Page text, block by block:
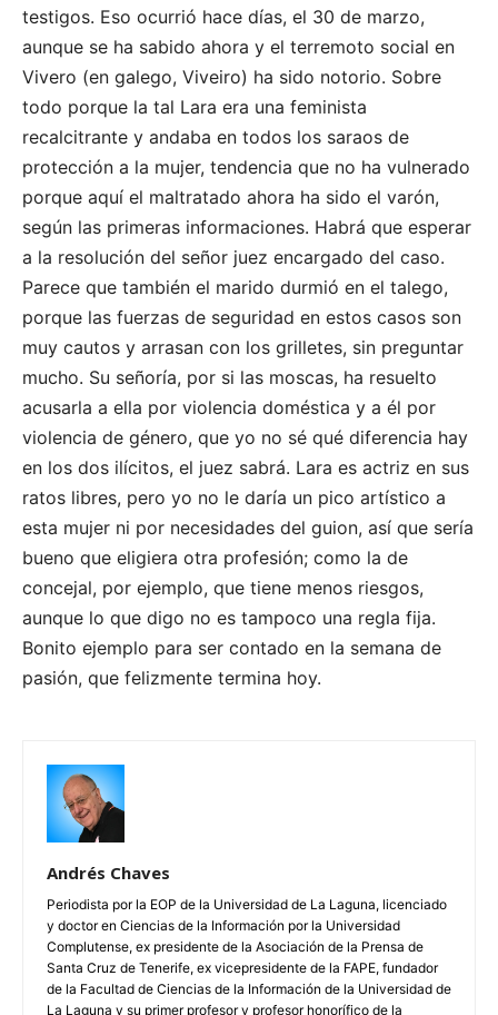
testigos. Eso ocurrió hace días, el 30 de marzo,
aunque se ha sabido ahora y el terremoto social en
Vivero (en galego, Viveiro) ha sido notorio. Sobre
todo porque la tal Lara era una feminista
recalcitrante y andaba en todos los saraos de
protección a la mujer, tendencia que no ha vulnerado
porque aquí el maltratado ahora ha sido el varón,
según las primeras informaciones. Habrá que esperar
a la resolución del señor juez encargado del caso.
Parece que también el marido durmió en el talego,
porque las fuerzas de seguridad en estos casos son
muy cautos y arrasan con los grilletes, sin preguntar
mucho. Su señoría, por si las moscas, ha resuelto
acusarla a ella por violencia doméstica y a él por
violencia de género, que yo no sé qué diferencia hay
en los dos ilícitos, el juez sabrá. Lara es actriz en sus
ratos libres, pero yo no le daría un pico artístico a
esta mujer ni por necesidades del guion, así que sería
bueno que eligiera otra profesión; como la de
concejal, por ejemplo, que tiene menos riesgos,
aunque lo que digo no es tampoco una regla fija.
Bonito ejemplo para ser contado en la semana de
pasión, que felizmente termina hoy.
Andrés Chaves
Periodista por la EOP de la Universidad de La Laguna, licenciado
y doctor en Ciencias de la Información por la Universidad
Complutense, ex presidente de la Asociación de la Prensa de
Santa Cruz de Tenerife, ex vicepresidente de la FAPE, fundador
de la Facultad de Ciencias de la Información de la Universidad de
La Laguna y su primer profesor y profesor honorífico de la